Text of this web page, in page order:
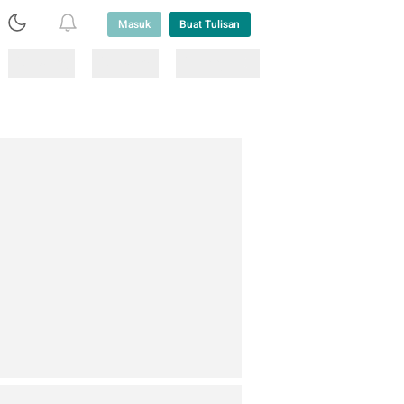
Masuk Buat Tulisan